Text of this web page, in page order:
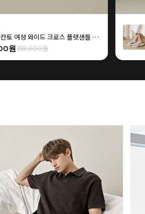
인텐스 by 엘칸토 여성 와이드 크로스 플랫샌들 1.5cm LCWW15I626
원159,000원